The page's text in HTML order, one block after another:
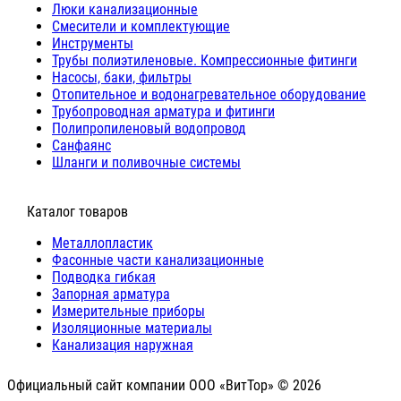
Люки канализационные
Cмесители и комплектующие
Инструменты
Трубы полиэтиленовые. Компрессионные фитинги
Насосы, баки, фильтры
Отопительное и водонагревательное оборудование
Трубопроводная арматура и фитинги
Полипропиленовый водопровод
Санфаянс
Шланги и поливочные системы
⠀Каталог товаров
Металлопластик
Фасонные части канализационные
Подводка гибкая
Запорная арматура
Измерительные приборы
Изоляционные материалы
Канализация наружная
Официальный сайт компании ООО «ВитТор» © 2026